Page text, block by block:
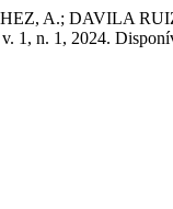
A.; DAVILA RUIZ,
v. 1, n. 1, 2024.